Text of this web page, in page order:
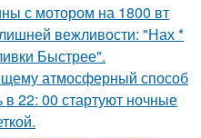
с мотором на 1800 вт
вежливости: "Нах *
Быстрее".
атмосферный способ
22: 00 стартуют ночные